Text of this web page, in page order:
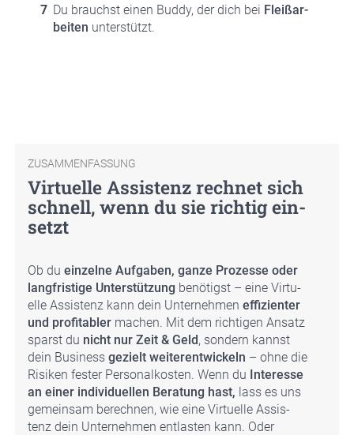
Du brauchst einen Bud­dy, der dich bei Fleiß­ar­
bei­ten unter­stützt.
ZUSAMMENFASSUNG
Vir­tu­el­le Assis­tenz rech­net sich
schnell, wenn du sie rich­tig ein­
setzt
Ob du ein­zel­ne Auf­ga­ben, gan­ze Pro­zes­se oder
lang­fris­ti­ge Unter­stüt­zung benö­tigst – eine Vir­tu­
el­le Assis­tenz kann dein Unter­neh­men effi­zi­en­ter
und pro­fi­ta­blermachen. Mit dem rich­ti­gen Ansatz
sparst du nicht nur Zeit & Geld, son­dern kannst
dein Busi­ness gezielt wei­ter­ent­wi­ckeln – ohne die
Risi­ken fes­ter Per­so­nal­kos­ten. Wenn du Inter­es­se
an einer indi­vi­du­el­len Bera­tung hast, lass es uns
gemein­sam berech­nen, wie eine Vir­tu­el­le Assis­
tenz dein Unter­neh­men ent­las­ten kann. Oder